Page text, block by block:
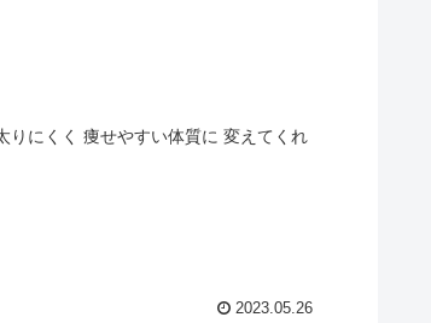
りにくく 痩せやすい体質に 変えてくれ
2023.05.26